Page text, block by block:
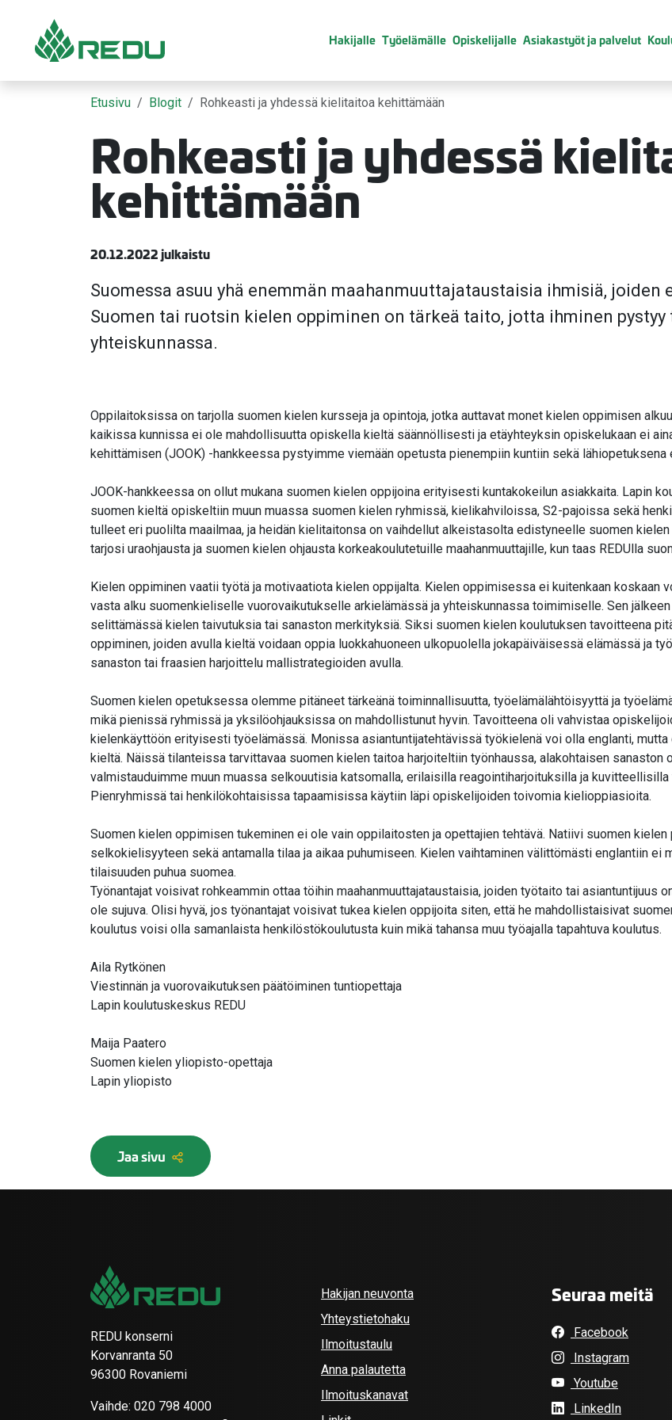
Hakijalle Työelämälle Opiskelijalle Asiakastyöt ja palvelut
Etusivu Blogit Rohkeasti ja yhdessä kielitaitoa kehittämään
Rohkeasti ja yhdessä
kehittämään
20.12.2022 julkaistu
Suomessa asuu yhä enemmän maahanmuuttajataustaisia ihmisiä,
Suomen tai ruotsin kielen oppiminen on tärkeä taito, jotta ihminen
yhteiskunnassa.
Oppilaitoksissa on tarjolla suomen kielen kursseja ja opintoja, jotka auttavat monet kielen oppimisen
kaikissa kunnissa ei ole mahdollisuutta opiskella kieltä säännöllisesti ja etäyhteyksin opiskelukaan ei
kehittämisen (JOOK) -hankkeessa pystyimme viemään opetusta pienempiin kuntiin sekä lähiopetuksena
JOOK-hankkeessa on ollut mukana suomen kielen oppijoina erityisesti kuntakokeilun asiakkaita. Lapin
suomen kieltä opiskeltiin muun muassa suomen kielen ryhmissä, kielikahviloissa, S2-pajoissa sekä
tulleet eri puolilta maailmaa, ja heidän kielitaitonsa on vaihdellut alkeistasolta edistyneelle suomen
tarjosi uraohjausta ja suomen kielen ohjausta korkeakoulutetuille maahanmuuttajille, kun taas REDUlla
Kielen oppiminen vaatii työtä ja motivaatiota kielen oppijalta. Kielen oppimisessa ei kuitenkaan koskaan
vasta alku suomenkieliselle vuorovaikutukselle arkielämässä ja yhteiskunnassa toimimiselle. Sen
selittämässä kielen taivutuksia tai sanaston merkityksiä. Siksi suomen kielen koulutuksen tavoitteena
oppiminen, joiden avulla kieltä voidaan oppia luokkahuoneen ulkopuolella jokapäiväisessä elämässä ja
sanaston tai fraasien harjoittelu mallistrategioiden avulla.
Suomen kielen opetuksessa olemme pitäneet tärkeänä toiminnallisuutta, työelämälähtöisyyttä ja
mikä pienissä ryhmissä ja yksilöohjauksissa on mahdollistunut hyvin. Tavoitteena oli vahvistaa
kielenkäyttöön erityisesti työelämässä. Monissa asiantuntijatehtävissä työkielenä voi olla englanti,
kieltä. Näissä tilanteissa tarvittavaa suomen kielen taitoa harjoiteltiin työnhaussa, alakohtaisen
valmistauduimme muun muassa selkouutisia katsomalla, erilaisilla reagointiharjoituksilla ja
Pienryhmissä tai henkilökohtaisissa tapaamisissa käytiin läpi opiskelijoiden toivomia kielioppiasioita.
Suomen kielen oppimisen tukeminen ei ole vain oppilaitosten ja opettajien tehtävä. Natiivi suomen
selkokielisyyteen sekä antamalla tilaa ja aikaa puhumiseen. Kielen vaihtaminen välittömästi englantiin
tilaisuuden puhua suomea.
Työnantajat voisivat rohkeammin ottaa töihin maahanmuuttajataustaisia, joiden työtaito tai asiantuntijuus
ole sujuva. Olisi hyvä, jos työnantajat voisivat tukea kielen oppijoita siten, että he mahdollistaisivat
koulutus voisi olla samanlaista henkilöstökoulutusta kuin mikä tahansa muu työajalla tapahtuva koulutus.
Aila Rytkönen
Viestinnän ja vuorovaikutuksen päätöiminen tuntiopettaja
Lapin koulutuskeskus REDU
Maija Paatero
Suomen kielen yliopisto-opettaja
Lapin yliopisto
Jaa sivu
REDU konserni
Korvanranta 50
96300 Rovaniemi
Vaihde: 020 798 4000
Hakijan neuvonta
Yhteystietohaku
Ilmoitustaulu
Anna palautetta
Ilmoituskanavat
Seuraa meitä
Facebook
Instagram
Youtube
LinkedIn